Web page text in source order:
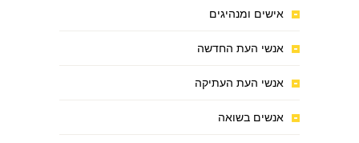
אישים ומנהיגים
אנשי העת החדשה
אנשי העת העתיקה
אנשים בשואה